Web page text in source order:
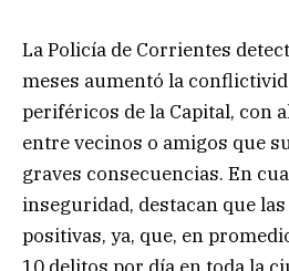
La Policía de Corrientes
meses aumentó la
periféricos de la Capital, con
entre vecinos o amigos que
graves consecuencias. En
inseguridad, destacan que
positivas, ya, que, en